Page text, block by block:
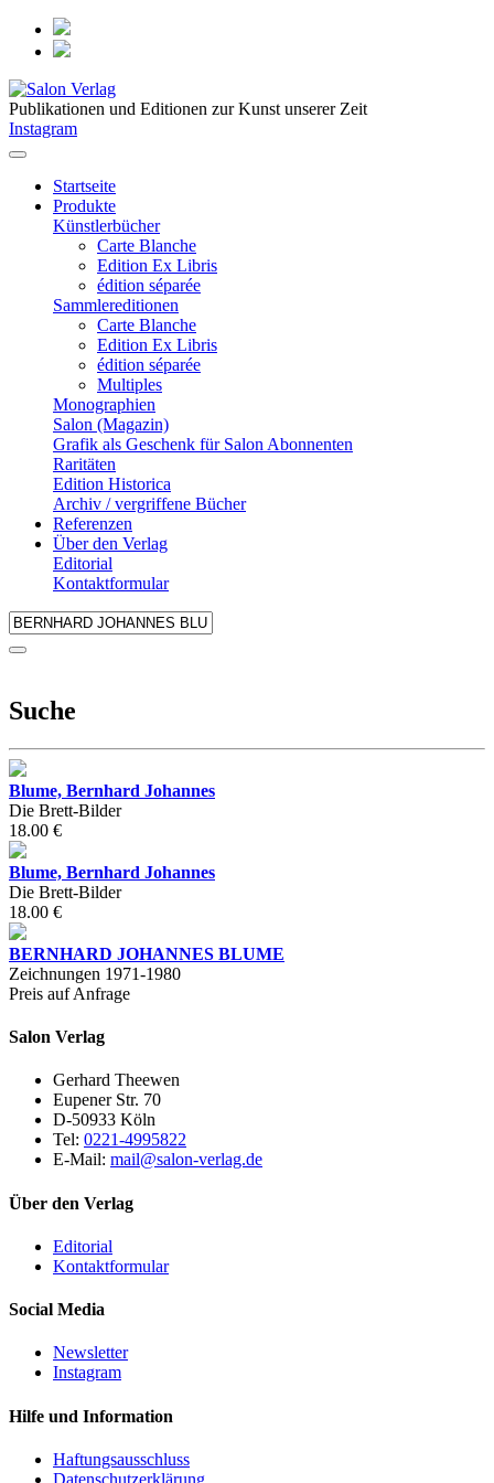
Publikationen und Editionen zur Kunst unserer Zeit
Instagram
Startseite
Produkte
Künstlerbücher
Carte Blanche
Edition Ex Libris
édition séparée
Sammlereditionen
Carte Blanche
Edition Ex Libris
édition séparée
Multiples
Monographien
Salon (Magazin)
Grafik als Geschenk für Salon Abonnenten
Raritäten
Edition Historica
Archiv / vergriffene Bücher
Referenzen
Über den Verlag
Editorial
Kontaktformular
Suche
Blume, Bernhard Johannes
Die Brett-Bilder
18.00 €
Blume, Bernhard Johannes
Die Brett-Bilder
18.00 €
BERNHARD JOHANNES BLUME
Zeichnungen 1971-1980
Preis auf Anfrage
Salon Verlag
Gerhard Theewen
Eupener Str. 70
D-50933 Köln
Tel: 0221-4995822
E-Mail: mail@salon-verlag.de
Über den Verlag
Editorial
Kontaktformular
Social Media
Newsletter
Instagram
Hilfe und Information
Haftungsausschluss
Datenschutzerklärung